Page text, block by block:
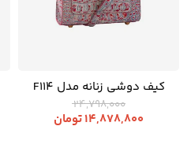
کیف دوشی زنانه مدل F114
24,798,000
14,878,800تومان